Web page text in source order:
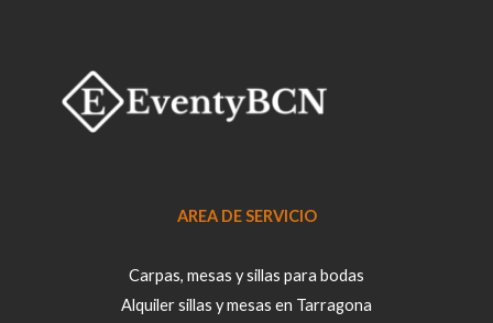
o
AREA DE SERVICIO
Carpas, mesas y sillas para bodas
Alquiler sillas y mesas en Tarragona